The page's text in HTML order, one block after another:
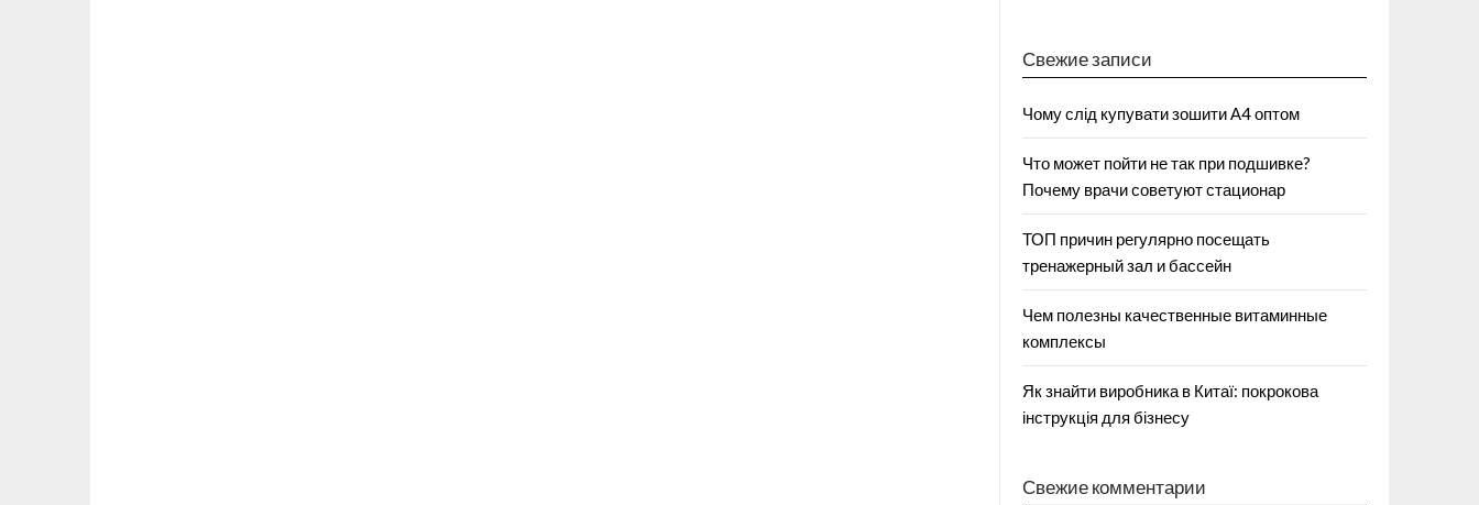
Свежие записи
Чому слід купувати зошити А4 оптом
Что может пойти не так при подшивке?
Почему врачи советуют стационар
ТОП причин регулярно посещать
тренажерный зал и бассейн
Чем полезны качественные витаминные
комплексы
Як знайти виробника в Китаї: покрокова
інструкція для бізнесу
Свежие комментарии